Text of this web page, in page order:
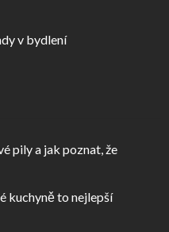
v bydlení
pily a jak poznat, že
kuchyně to nejlepší